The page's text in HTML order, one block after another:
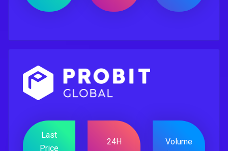
Last
Price
24H
Volume